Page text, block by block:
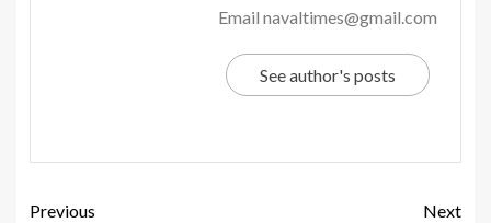
Email navaltimes@gmail.com
See author's posts
Previous
Next